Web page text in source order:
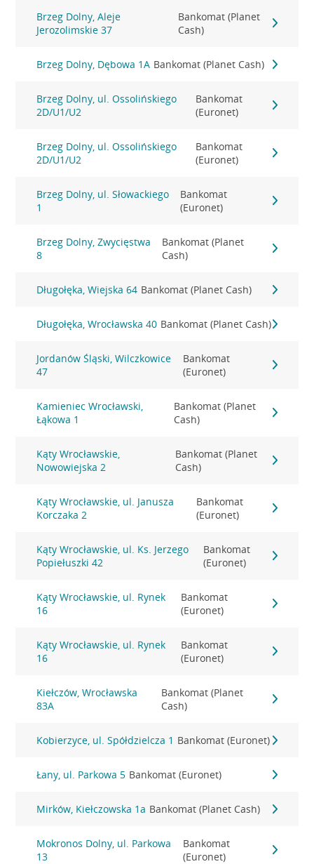
Brzeg Dolny, Aleje
Jerozolimskie 37
Bankomat (Planet
Cash)
Brzeg Dolny, Dębowa 1A Bankomat (Planet Cash)
Brzeg Dolny, ul. Ossolińskiego
2D/U1/U2
Bankomat
(Euronet)
Brzeg Dolny, ul. Ossolińskiego
2D/U1/U2
Bankomat
(Euronet)
Brzeg Dolny, ul. Słowackiego
1
Bankomat
(Euronet)
Brzeg Dolny, Zwycięstwa
8
Bankomat (Planet
Cash)
Długołęka, Wiejska 64 Bankomat (Planet Cash)
Długołęka, Wrocławska 40 Bankomat (Planet Cash)
Jordanów Śląski, Wilczkowice
47
Bankomat
(Euronet)
Kamieniec Wrocławski,
Łąkowa 1
Bankomat (Planet
Cash)
Kąty Wrocławskie,
Nowowiejska 2
Bankomat (Planet
Cash)
Kąty Wrocławskie, ul. Janusza
Korczaka 2
Bankomat
(Euronet)
Kąty Wrocławskie, ul. Ks. Jerzego
Popiełuszki 42
Bankomat
(Euronet)
Kąty Wrocławskie, ul. Rynek
16
Bankomat
(Euronet)
Kąty Wrocławskie, ul. Rynek
16
Bankomat
(Euronet)
Kiełczów, Wrocławska
83A
Bankomat (Planet
Cash)
Kobierzyce, ul. Spółdzielcza 1 Bankomat (Euronet)
Łany, ul. Parkowa 5 Bankomat (Euronet)
Mirków, Kiełczowska 1a Bankomat (Planet Cash)
Mokronos Dolny, ul. Parkowa
13
Bankomat
(Euronet)